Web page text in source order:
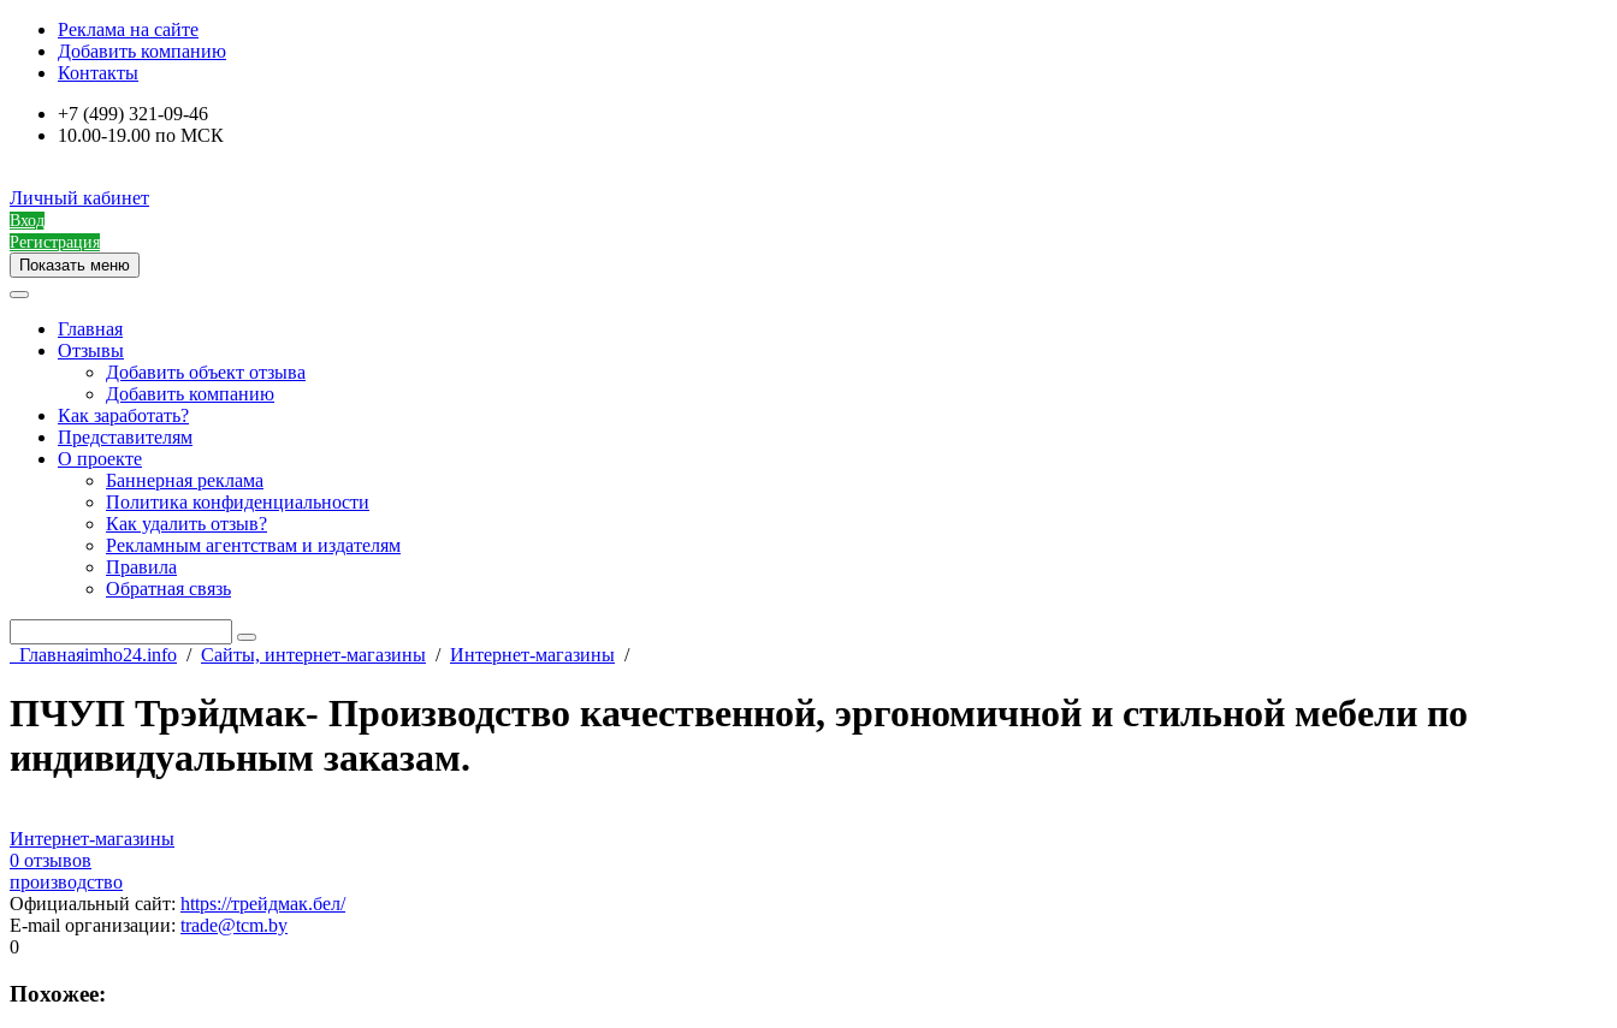
Реклама на сайте
Добавить компанию
Контакты
+7 (499) 321-09-46
10.00-19.00 по МСК
Личный кабинет
Вход
Регистрация
Показать меню
Главная
Отзывы
Добавить объект отзыва
Добавить компанию
Как заработать?
Представителям
О проекте
Баннерная реклама
Политика конфиденциальности
Как удалить отзыв?
Рекламным агентствам и издателям
Правила
Обратная связь
Главнаяimho24.info / Сайты, интернет-магазины / Интернет-магазины /
ПЧУП Трэйдмак- Производство качественной, эргономичной и стильной мебели по
индивидуальным заказам.
Интернет-магазины
0 отзывов
производство
Официальный сайт: https://трейдмак.бел/
E-mail организации: trade@tcm.by
0
Похожее: